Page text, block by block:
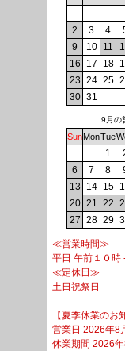
2
3 4
9
10 11
16
17 18
23 24 25
30 31
9月の
SunMonTue
1
6
7 8
13
14 15
20 21 22
27 28 29
≪営業時間≫
平日 午前１０時
≪定休日≫
土日祝祭日
【夏季休業のお
営業日 2026年8
休業期間 2026